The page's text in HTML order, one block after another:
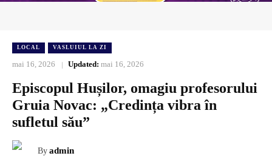
LOCAL VASLUIUL LA ZI
mai 16, 2026 Updated: mai 16, 2026
Episcopul Hușilor, omagiu profesorului
Gruia Novac: „Credința vibra în
sufletul său”
By admin